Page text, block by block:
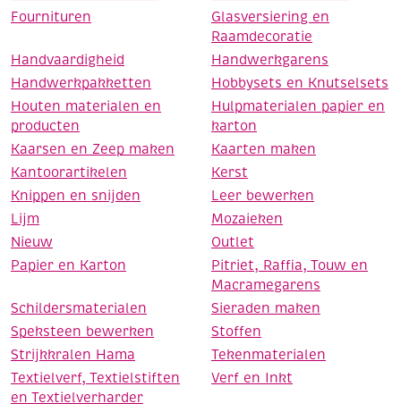
Fournituren
Glasversiering en
Raamdecoratie
Handvaardigheid
Handwerkgarens
Handwerkpakketten
Hobbysets en Knutselsets
Houten materialen en
producten
Hulpmaterialen papier en
karton
Kaarsen en Zeep maken
Kaarten maken
Kantoorartikelen
Kerst
Knippen en snijden
Leer bewerken
Lijm
Mozaieken
Nieuw
Outlet
Papier en Karton
Pitriet, Raffia, Touw en
Macramegarens
Schildersmaterialen
Sieraden maken
Speksteen bewerken
Stoffen
Strijkkralen Hama
Tekenmaterialen
Textielverf, Textielstiften
en Textielverharder
Verf en Inkt